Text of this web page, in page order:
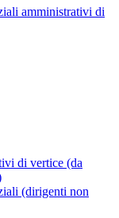
amministrativi di
di vertice (da
(dirigenti non